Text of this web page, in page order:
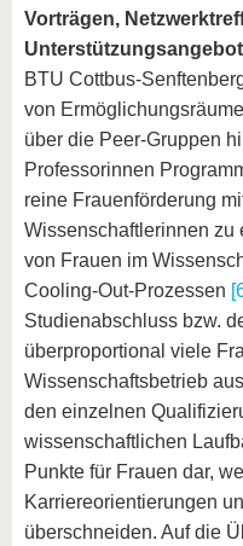
Vorträgen,
BTU Cottbus-
von
über die Peer-Gruppen
Professorinnen
reine Frauenförderung
Wissenschaftlerinnen zu
von Frauen im
Cooling-Out-Prozessen
Studienabschluss bzw.
überproportional viele
Wissenschaftsbetrieb
den einzelnen
wissenschaftlichen
Punkte für Frauen dar,
Karriereorientierungen
überschneiden. Auf die